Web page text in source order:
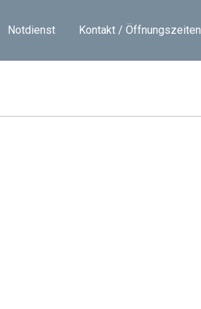
Notdienst Kontakt / Öffnungszeiten